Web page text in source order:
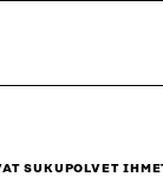
SUKUPOLVET